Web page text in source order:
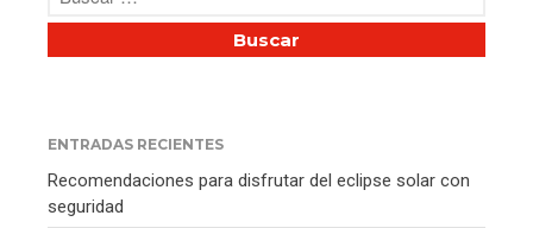
ENTRADAS RECIENTES
Recomendaciones para disfrutar del eclipse solar con
seguridad